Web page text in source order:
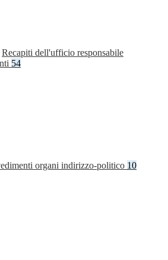
Recapiti dell'ufficio responsabile
54
organi indirizzo-politico 10